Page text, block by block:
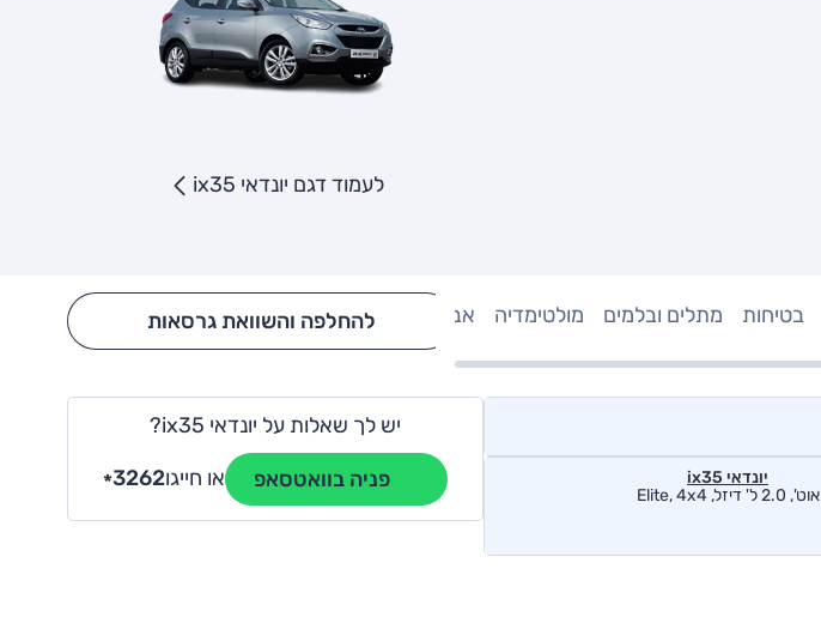
לעמוד דגם יונדאי ix35
בטיחות מתלים ובלמים מולטימדיה אבזור Hide config section
להחלפה והשוואת גרסאות
יונדאי ix35
אוט', 2.0 ל' דיזל, Elite, 4x4
יש לך שאלות על יונדאי ix35?
פניה בוואטסאפ או חייגו *3262